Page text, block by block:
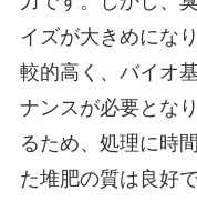
イズが大きめにな
較的高く、バイオ
ナンスが必要とな
るため、処理に時
た堆肥の質は良好で